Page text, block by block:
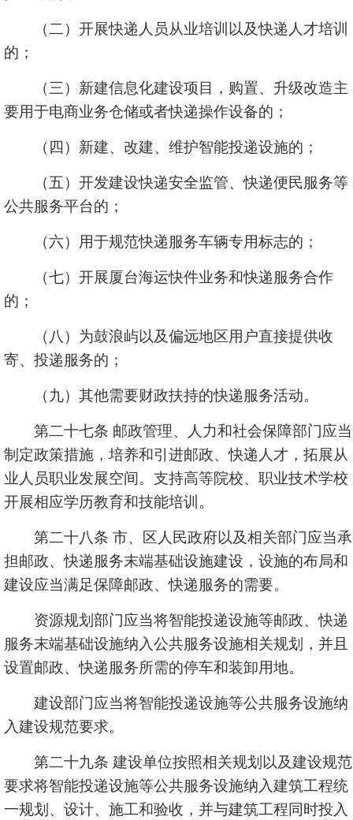
（二）开展快递人员从业培训以及快递人才培训
的；
（三）新建信息化建设项目，购置、升级改造主
要用于电商业务仓储或者快递操作设备的；
（四）新建、改建、维护智能投递设施的；
（五）开发建设快递安全监管、快递便民服务等
公共服务平台的；
（六）用于规范快递服务车辆专用标志的；
（七）开展厦台海运快件业务和快递服务合作
的；
（八）为鼓浪屿以及偏远地区用户直接提供收
寄、投递服务的；
（九）其他需要财政扶持的快递服务活动。
第二十七条 邮政管理、人力和社会保障部门应当
制定政策措施，培养和引进邮政、快递人才，拓展从
业人员职业发展空间。支持高等院校、职业技术学校
开展相应学历教育和技能培训。
第二十八条 市、区人民政府以及相关部门应当承
担邮政、快递服务末端基础设施建设，设施的布局和
建设应当满足保障邮政、快递服务的需要。
资源规划部门应当将智能投递设施等邮政、快递
服务末端基础设施纳入公共服务设施相关规划，并且
设置邮政、快递服务所需的停车和装卸用地。
建设部门应当将智能投递设施等公共服务设施纳
入建设规范要求。
第二十九条 建设单位按照相关规划以及建设规范
要求将智能投递设施等公共服务设施纳入建筑工程统
一规划、设计、施工和验收，并与建筑工程同时投入